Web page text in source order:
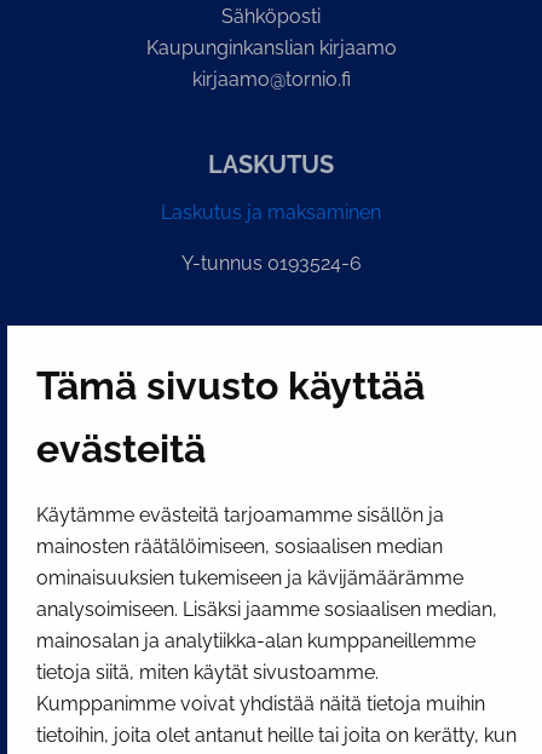
Tämä sivusto käyttää
evästeitä
Käytämme evästeitä tarjoamamme sisällön ja
mainosten räätälöimiseen, sosiaalisen median
ominaisuuksien tukemiseen ja kävijämäärämme
analysoimiseen. Lisäksi jaamme sosiaalisen median,
mainosalan ja analytiikka-alan kumppaneillemme
tietoja siitä, miten käytät sivustoamme.
Kumppanimme voivat yhdistää näitä tietoja muihin
tietoihin, joita olet antanut heille tai joita on kerätty, kun
Sähköposti
Kaupunginkanslian kirjaamo
kirjaamo@tornio.fi
LASKUTUS
Laskutus ja maksaminen
Y-tunnus 0193524-6
Näytä evästeasetukseni
Facebook InstagramYouTube